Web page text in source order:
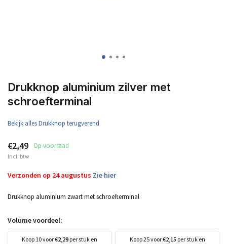
Drukknop aluminium zilver met
schroefterminal
Bekijk alles Drukknop terugverend
€2,49 Op voorraad
Incl. btw
Verzonden op 24 augustus Zie hier
Drukknop aluminium zwart met schroefterminal
Volume voordeel:
Koop 10 voor€2,29 per stuk en
Koop 25 voor€2,15 per stuk en